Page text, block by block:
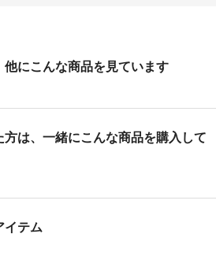
他にこんな商品を見ています
方は、一緒にこんな商品を購入して
イテム